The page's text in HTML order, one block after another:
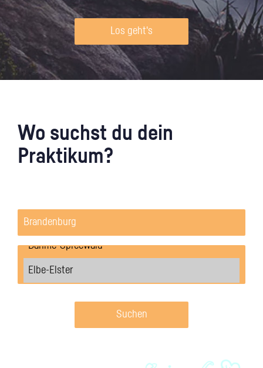
Los geht's
Wo suchst du dein
Praktikum?
Suchen